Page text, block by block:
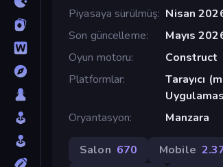
Piyasaya sürülmüş Nisan
Son güncelleme
Mayıs
Oyun motoru
Construct
Platformlar
Tarayıcı
Oryantasyon
Manzara
Salon 670 Mobile